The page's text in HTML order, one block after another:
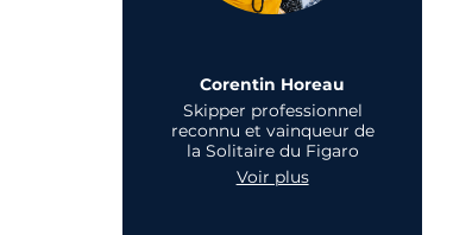
Corentin Horeau
Skipper professionnel
reconnu et vainqueur de
la Solitaire du Figaro
Voir plus